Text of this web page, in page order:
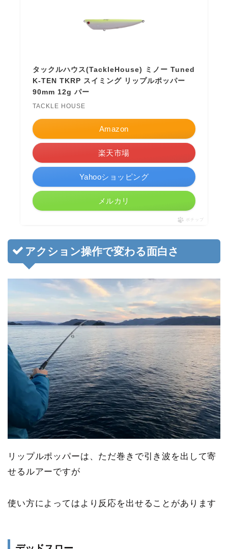
タックルハウス(TackleHouse) ミノー Tuned
K-TEN TKRP スイミング リップルポッパー
90mm 12g パー
TACKLE HOUSE
Amazon
楽天市場
Yahooショッピング
メルカリ
ポチップ
アクション操作で変わる面白さ
リップルポッパーは、ただ巻きで引き波を出して寄
せるルアーですが
使い方によってはより反応を出せることがあります